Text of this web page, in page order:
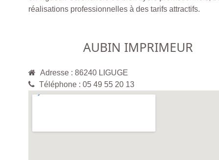
réalisations professionnelles à des tarifs attractifs.
AUBIN IMPRIMEUR
Adresse : 86240 LIGUGE
Téléphone : 05 49 55 20 13